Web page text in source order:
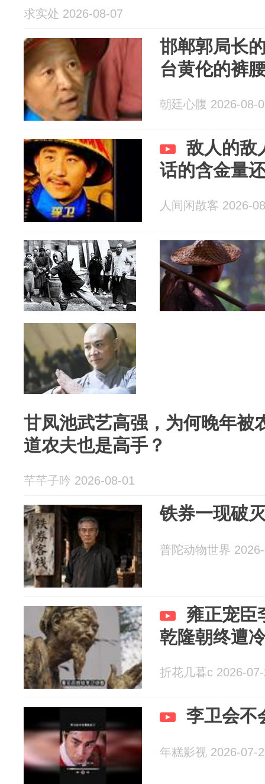
求实处 2026-08-07
邯郸郭局长
台黄伦的裤
朝廷心腹 2026-08-
敌人的敌
话的含金量
人间闲散客 2026-
甘凤池武艺高强，为何晚年被
道农夫也是高手？
芊芊子吟 2026-08-01
铁券一现破
普陀动物世界
雍正宠臣
乾隆朝终遭
折花几暮c 2026-
李卫会不
年糕影视 2026-07-